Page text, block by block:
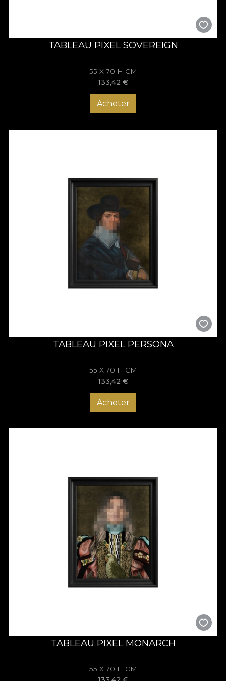
TABLEAU PIXEL SOVEREIGN
55 X 70 H CM
133,42 €
Acheter
TABLEAU PIXEL PERSONA
55 X 70 H CM
133,42 €
Acheter
TABLEAU PIXEL MONARCH
55 X 70 H CM